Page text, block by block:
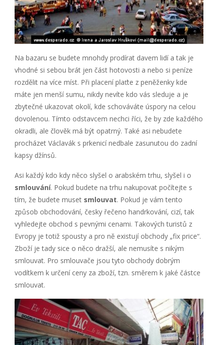
Na bazaru se budete mnohdy prodírat davem lidí a tak je
vhodné si sebou brát jen část hotovosti a nebo si peníze
rozdělit na více míst. Při placení plaťte z peněženky kde
máte jen menší sumu, nikdy nevíte kdo vás sleduje a je
zbytečné ukazovat okolí, kde schováváte úspory na celou
dovolenou. Tímto odstavcem nechci říci, že by zde každého
okradli, ale člověk má být opatrný. Také asi nebudete
procházet Václavák s prkenicí nedbale zasunutou do zadní
kapsy džínsů.
Asi každý kdo kdy něco slyšel o arabském trhu, slyšel i o
smlouvání. Pokud budete na trhu nakupovat počítejte s
tím, že budete muset smlouvat. Pokud je vám tento
způsob obchodování, česky řečeno handrkování, cizí, tak
vyhledejte obchod s pevnými cenami. Takových turistů z
Evropy je totiž spousty a pro ně existují obchody „fix price“.
Zboží je tady sice o něco dražší, ale nemusíte s nikým
smlouvat. Pro smlouvače jsou tyto obchody dobrým
vodítkem k určení ceny za zboží, tzn. směrem k jaké částce
smlouvat.